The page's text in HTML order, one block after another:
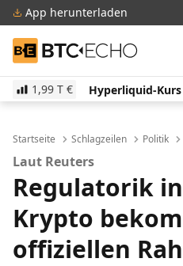
App herunterladen
BTC-ECHO
1,99 T €
Kurs 47,14 € -0.50%
Startseite Schlagzeilen Politik
Laut Reuters
Regulatorik
Krypto
offiziellen